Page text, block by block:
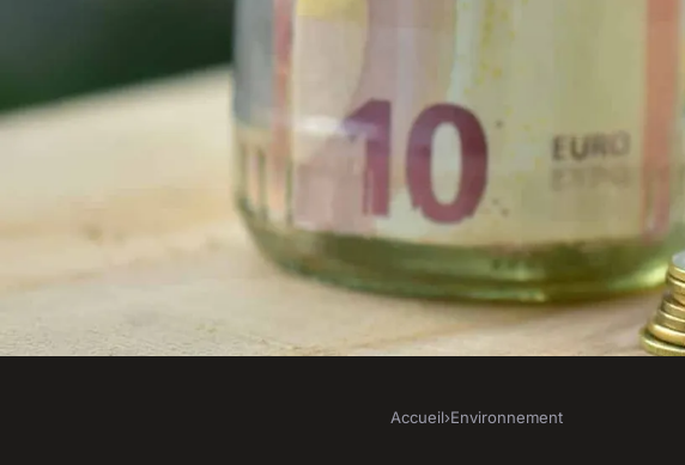
Accueil›Environnement